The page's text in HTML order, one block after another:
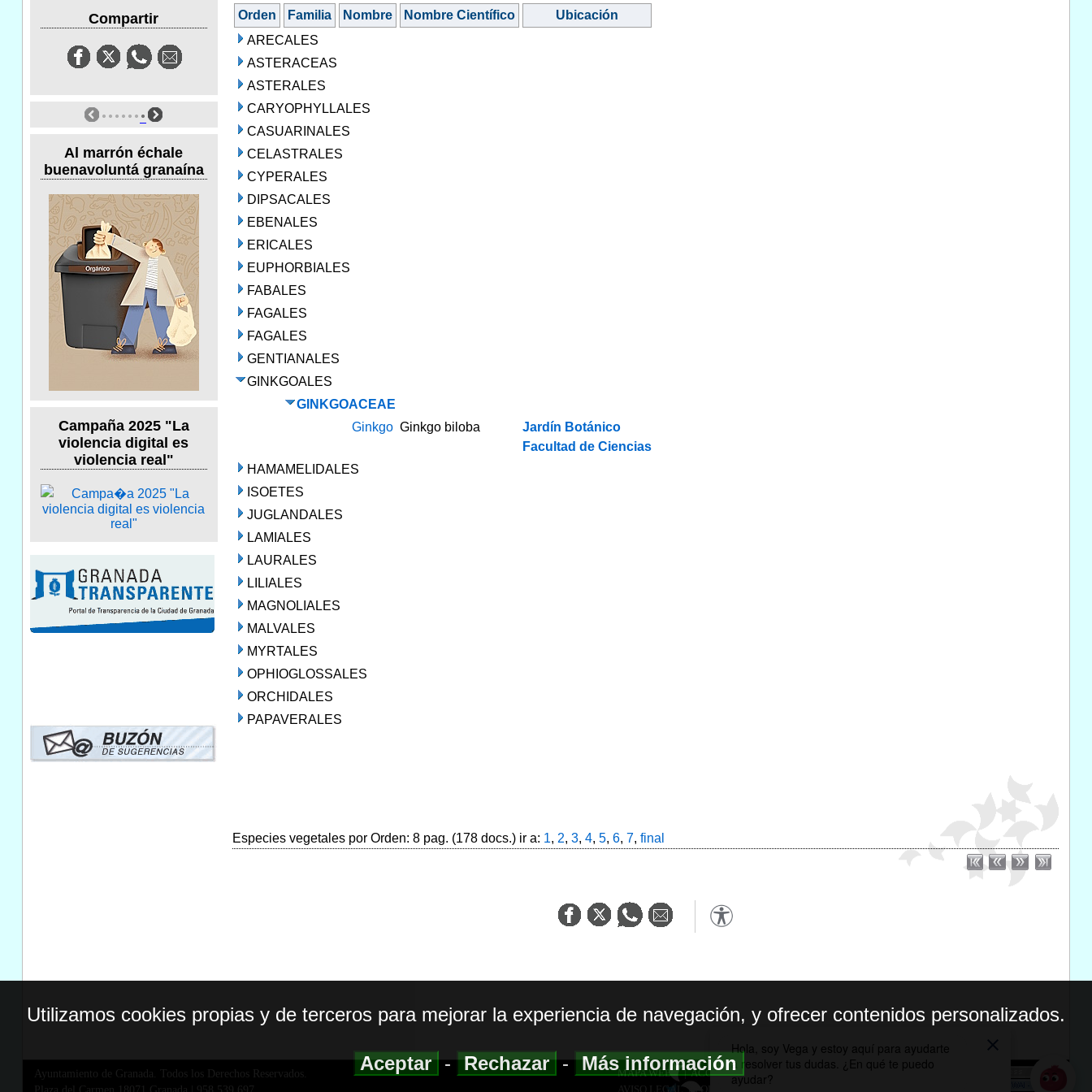
Compartir
Al marrón échale
buenavoluntá granaína
Campaña 2025 "La
violencia digital es
violencia real"
Orden Familia Nombre Nombre Científico
Ubicación
ARECALES
ASTERACEAS
ASTERALES
CARYOPHYLLALES
CASUARINALES
CELASTRALES
CYPERALES
DIPSACALES
EBENALES
ERICALES
EUPHORBIALES
FABALES
FAGALES
FAGALES
GENTIANALES
GINKGOALES
GINKGOACEAE
Ginkgo Ginkgo biloba
Jardín Botánico
Facultad de Ciencias
HAMAMELIDALES
ISOETES
JUGLANDALES
LAMIALES
LAURALES
LILIALES
MAGNOLIALES
MALVALES
MYRTALES
OPHIOGLOSSALES
ORCHIDALES
PAPAVERALES
Especies vegetales por Orden: 8 pag. (178 docs.) ir a: 1, 2, 3, 4, 5, 6, 7, final
Ayuntamiento de Granada. Todos los Derechos Reservados.
MAPA WEB|ACCESIBILIDAD
AVISO LEGAL| POLITICA DE PRIVACIDAD
Utilizamos cookies propias y de terceros para mejorar la experiencia de navegación, y ofrecer contenidos personalizados.
Aceptar-Rechazar-Más información